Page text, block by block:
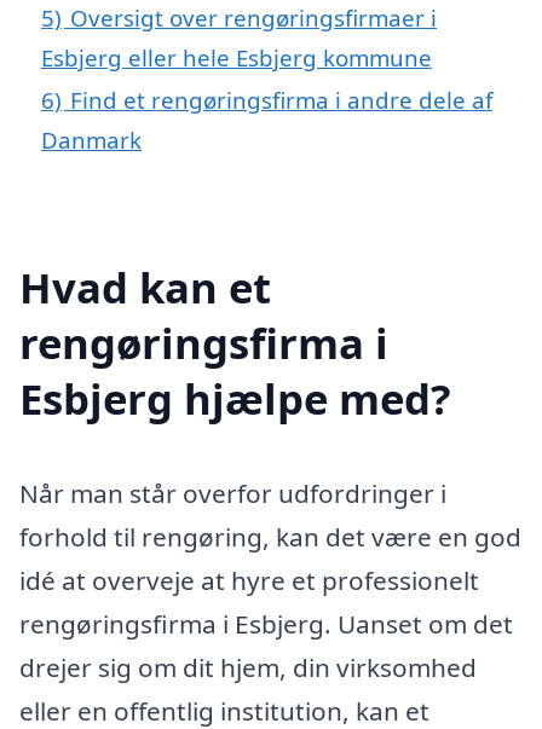
5) Oversigt over rengøringsfirmaer i
Esbjerg eller hele Esbjerg kommune
6) Find et rengøringsfirma i andre dele af
Danmark
Hvad kan et
rengøringsfirma i
Esbjerg hjælpe med?
Når man står overfor udfordringer i
forhold til rengøring, kan det være en god
idé at overveje at hyre et professionelt
rengøringsfirma i Esbjerg. Uanset om det
drejer sig om dit hjem, din virksomhed
eller en offentlig institution, kan et